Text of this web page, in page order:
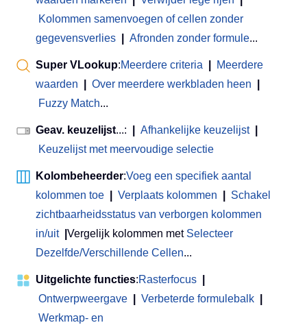
Kolommen samenvoegen of cellen zonder
gegevensverlies
Afronden zonder formule...
Super VLookup:Meerdere criteria
Meerdere
waarden
Over meerdere werkbladen heen
Fuzzy Match...
Geav. keuzelijst...: Afhankelijke keuzelijst
Keuzelijst met meervoudige selectie
Kolombeheerder:Voeg een specifiek aantal
kolommen toe
Verplaats kolommen
Schakel
zichtbaarheidsstatus van verborgen kolommen
in/uit
Vergelijk kolommen met Selecteer
Dezelfde/Verschillende Cellen...
Uitgelichte functies:Rasterfocus
Ontwerpweergave
Verbeterde formulebalk
Werkmap- en